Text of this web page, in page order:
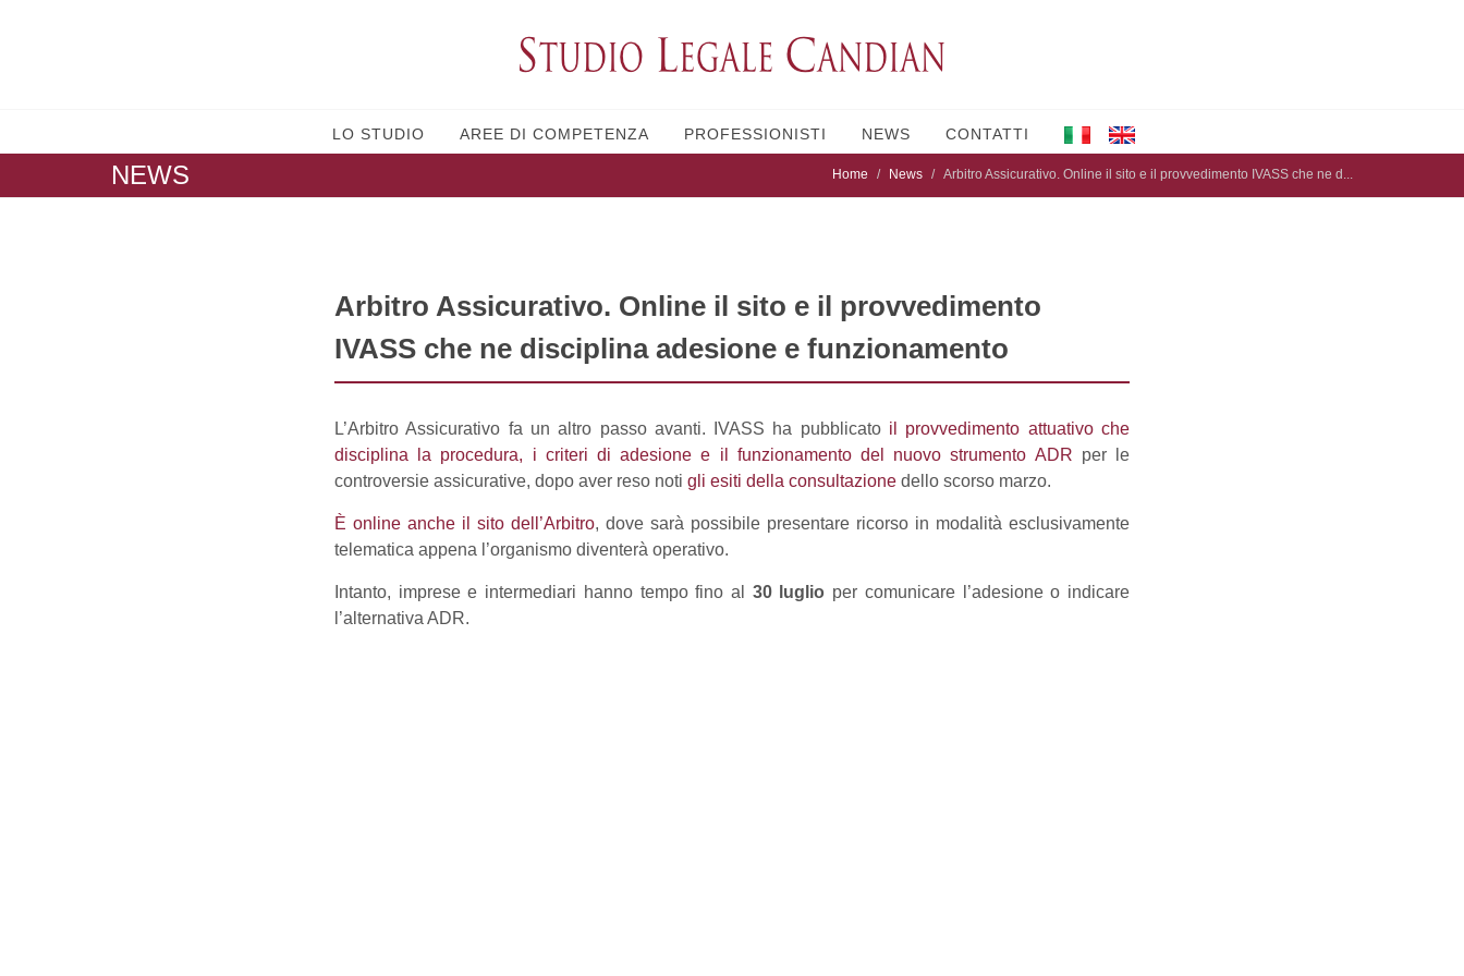
LO STUDIO AREE DI COMPETENZA PROFESSIONISTI NEWS CONTATTI
NEWS Home News Arbitro Assicurativo. Online il sito e il provvedimento IVASS che ne d...
Arbitro Assicurativo. Online il sito e il provvedimento
IVASS che ne disciplina adesione e funzionamento
L’Arbitro Assicurativo fa un altro passo avanti. IVASS ha pubblicato il provvedimento attuativo che
disciplina la procedura, i criteri di adesione e il funzionamento del nuovo strumento ADR per le
controversie assicurative, dopo aver reso noti gli esiti della consultazione dello scorso marzo.
È online anche il sito dell’Arbitro, dove sarà possibile presentare ricorso in modalità esclusivamente
telematica appena l’organismo diventerà operativo.
Intanto, imprese e intermediari hanno tempo fino al 30 luglio per comunicare l’adesione o indicare
l’alternativa ADR.